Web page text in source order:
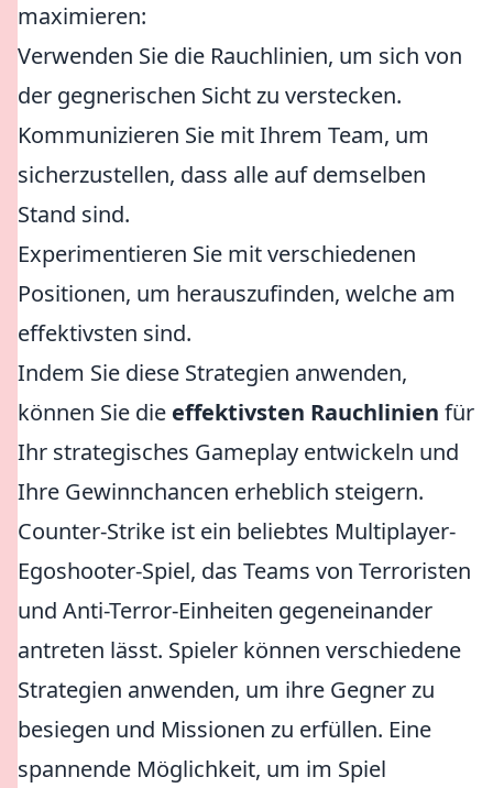
maximieren:
Verwenden Sie die Rauchlinien, um sich von
der gegnerischen Sicht zu verstecken.
Kommunizieren Sie mit Ihrem Team, um
sicherzustellen, dass alle auf demselben
Stand sind.
Experimentieren Sie mit verschiedenen
Positionen, um herauszufinden, welche am
effektivsten sind.
Indem Sie diese Strategien anwenden,
können Sie die effektivsten Rauchlinien für
Ihr strategisches Gameplay entwickeln und
Ihre Gewinnchancen erheblich steigern.
Counter-Strike ist ein beliebtes Multiplayer-
Egoshooter-Spiel, das Teams von Terroristen
und Anti-Terror-Einheiten gegeneinander
antreten lässt. Spieler können verschiedene
Strategien anwenden, um ihre Gegner zu
besiegen und Missionen zu erfüllen. Eine
spannende Möglichkeit, um im Spiel